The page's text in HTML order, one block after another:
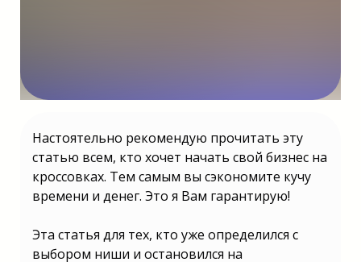
Настоятельно рекомендую прочитать эту
статью всем, кто хочет начать свой бизнес на
кроссовках. Тем самым вы сэкономите кучу
времени и денег. Это я Вам гарантирую!
Эта статья для тех, кто уже определился с
выбором ниши и остановился на
Не знаете какой бизнес открыть в
2025 году? | Бизнес в России 2025
какой открыть? | Какой бизнес
открыть 2025 году в России? | Какой
бизнес можно открыть в 2025 году? |
Какой бизнес лучше открыть в 2025
2025 году? | Какой бизнес выгодно
открыть в 2025 году? | Какой лучше
открыть бизнес в 2025 году? | Какой